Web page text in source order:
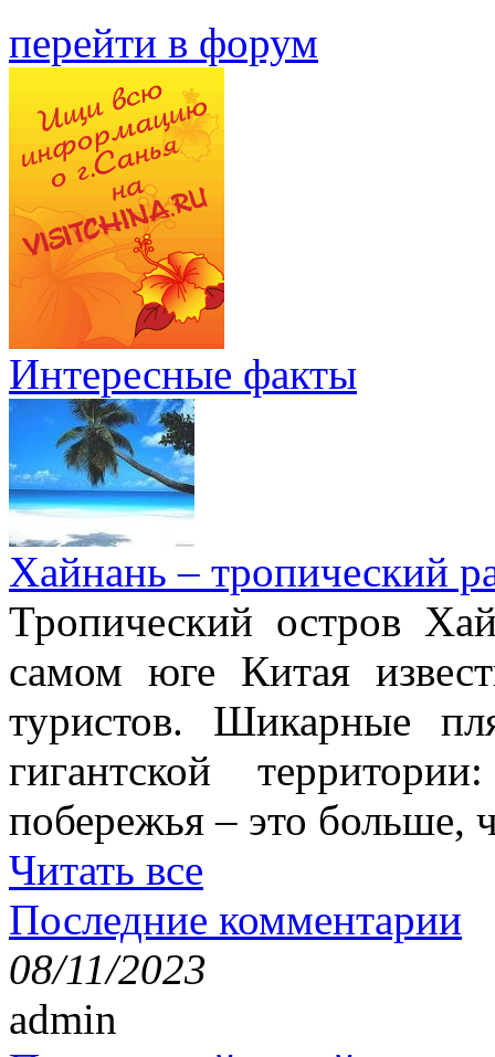
перейти в форум
Интересные факты
Хайнань – тропический
Тропический остров
самом юге Китая
туристов. Шикарные
гигантской
побережья – это
Читать все
Последние комментарии
08/11/2023
admin